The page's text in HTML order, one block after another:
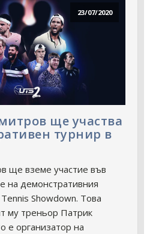
23/07/2020
ще участва
турнир в
ще вземе участие във
на демонстративния
Showdown. Това
му треньор Патрик
е организатор на